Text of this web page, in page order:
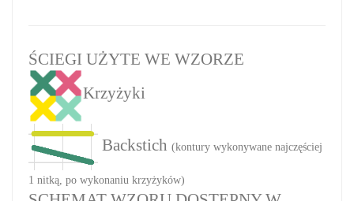
ŚCIEGI UŻYTE WE WZORZE
Krzyżyki
Backstich (kontury wykonywane najczęściej
1 nitką, po wykonaniu krzyżyków)